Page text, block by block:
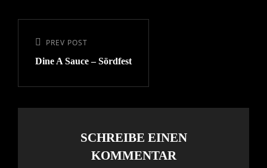
Previous
Post
PREV POST
Dine A Sauce – Sördfest
SCHREIBE EINEN
KOMMENTAR